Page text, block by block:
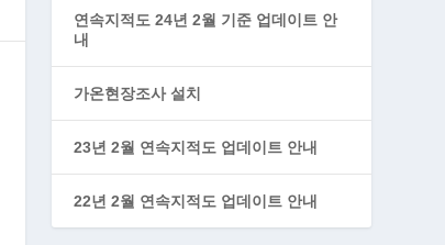
연속지적도 24년 2월 기준 업데이트 안
내
가온현장조사 설치
23년 2월 연속지적도 업데이트 안내
22년 2월 연속지적도 업데이트 안내